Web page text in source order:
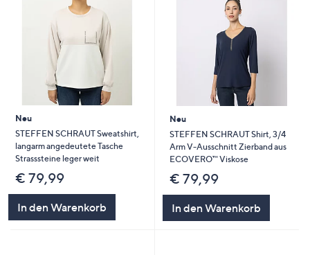
Neu
STEFFEN SCHRAUT Sweatshirt,
langarm angedeutete Tasche
Strasssteine leger weit
€ 79,99
In den Warenkorb
Neu
STEFFEN SCHRAUT Shirt, 3/4
Arm V-Ausschnitt Zierband aus
ECOVERO™ Viskose
€ 79,99
In den Warenkorb